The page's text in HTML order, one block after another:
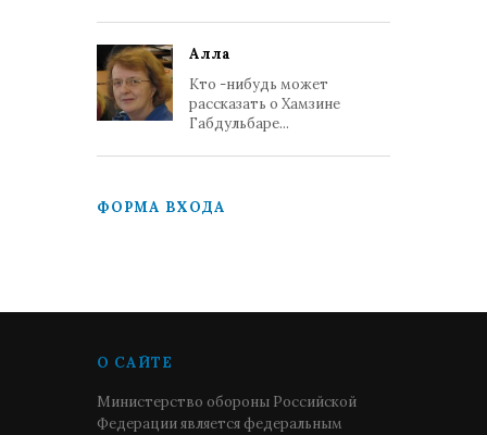
Алла
Кто -нибудь может
рассказать о Хамзине
Габдульбаре...
ФОРМА ВХОДА
О САЙТЕ
Министерство обороны Российской
Федерации является федеральным